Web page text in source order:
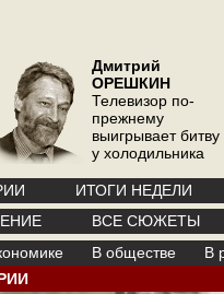
Дмитрий
ОРЕШКИН
Телевизор по-
прежнему
выигрывает битву
у холодильника
ИТОГИ НЕДЕЛИ
ВСЕ СЮЖЕТЫ
В обществе В